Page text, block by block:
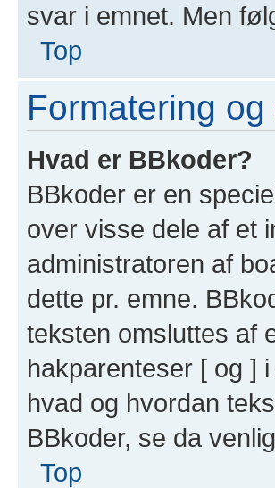
svar i emnet. Men
Top
Formatering
Hvad er BBkoder?
BBkoder er en
over visse dele af et
administratoren af
dette pr. emne.
teksten omsluttes af
hakparenteser [ og ]
hvad og hvordan
BBkoder, se da
Top